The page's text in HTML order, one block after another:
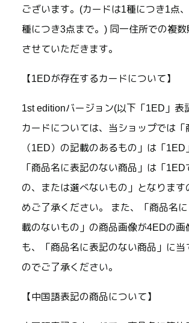
ございます。(カードは1種につき1点
種につき3点まで。) 同一住所での複数
させていただきます。
【1EDが存在するカードについて】
1st editionバージョン(以下「1ED」表
カードについては、当ショップでは「
（1ED）の記載のあるもの」は「1ED
「商品名に表記のない商品」は「1ED
の、または選べないもの」となります
めご了承ください。 また、「商品名
載のないもの」の商品画像が4EDの画
も、「商品名に表記のない商品」に当
のでご了承ください。
【中国語表記の商品について】